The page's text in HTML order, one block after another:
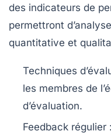
des indicateurs de
permettront
quantitative et
Techniques
les membres de
d’évaluation.
Feedback régulier